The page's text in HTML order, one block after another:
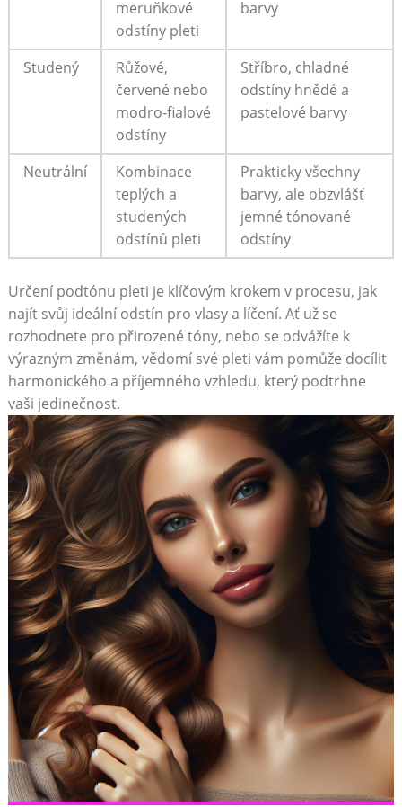
meruňkové
odstíny pleti
barvy
Studený
Růžové,
červené nebo
modro-fialové
odstíny
Stříbro, chladné
odstíny hnědé a
pastelové barvy
Neutrální
Kombinace
teplých ⁣a
studených
odstínů pleti
Prakticky ⁣všechny⁢
barvy, ale obzvlášť
jemné tónované
odstíny
Určení⁣ podtónu pleti je klíčovým krokem v procesu, jak
najít svůj ideální odstín pro vlasy a‌ líčení. Ať už se
rozhodnete pro přirozené tóny, nebo⁤ se‍ odvážíte k
výrazným ‌změnám, vědomí své‌ pleti vám ⁢pomůže docílit
‍harmonického a příjemného vzhledu, který podtrhne
vaši​ jedinečnost.